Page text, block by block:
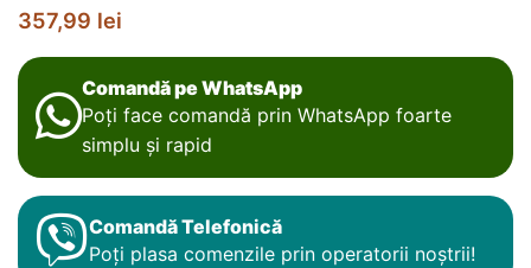
357,99 lei
Comandă pe WhatsApp
Poți face comandă prin WhatsApp foarte
simplu și rapid
Comandă Telefonică
Poți plasa comenzile prin operatorii noștrii!